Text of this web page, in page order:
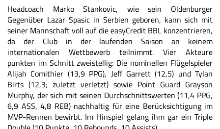
Headcoach Marko Stankovic, wie sein Oldenburger
Gegenüber Lazar Spasic in Serbien geboren, kann sich mit
seiner Mannschaft voll auf die easyCredit BBL konzentrieren,
da der Club in der laufenden Saison an keinem
internationalen Wettbewerb teilnimmt. Vier Akteure
punkten im Schnitt zweistellig: Die nominellen Flügelspieler
Alijah Comithier (13,9 PPG), Jeff Garrett (12,5) und Tylan
Birts (12,3; zuletzt verletzt) sowie Point Guard Grayson
Murphy, der sich mit seinen Durchschnittswerten (11,4 PPG,
6,9 ASS, 4,8 REB) nachhaltig für eine Berücksichtigung im
MVP-Rennen bewirbt. Im Hinspiel gelang ihm gar ein Triple